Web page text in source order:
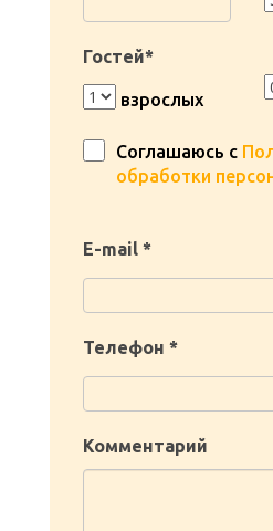
Гостей*
взрослых
Соглашаюсь с
обработки
E-mail *
Телефон *
Комментарий